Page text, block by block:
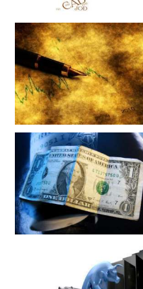
军工股[中简科技](300777)
司详细资料
军工股[昊华科技](600378)
司详细资料
军工股[隆盛科技](300680)